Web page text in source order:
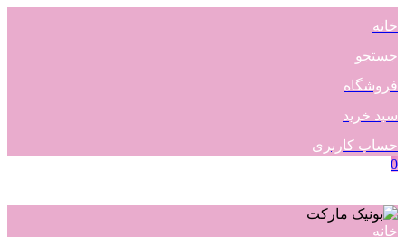
خانه
جستجو
فروشگاه
سبد خرید
حساب کاربری
0
خانه